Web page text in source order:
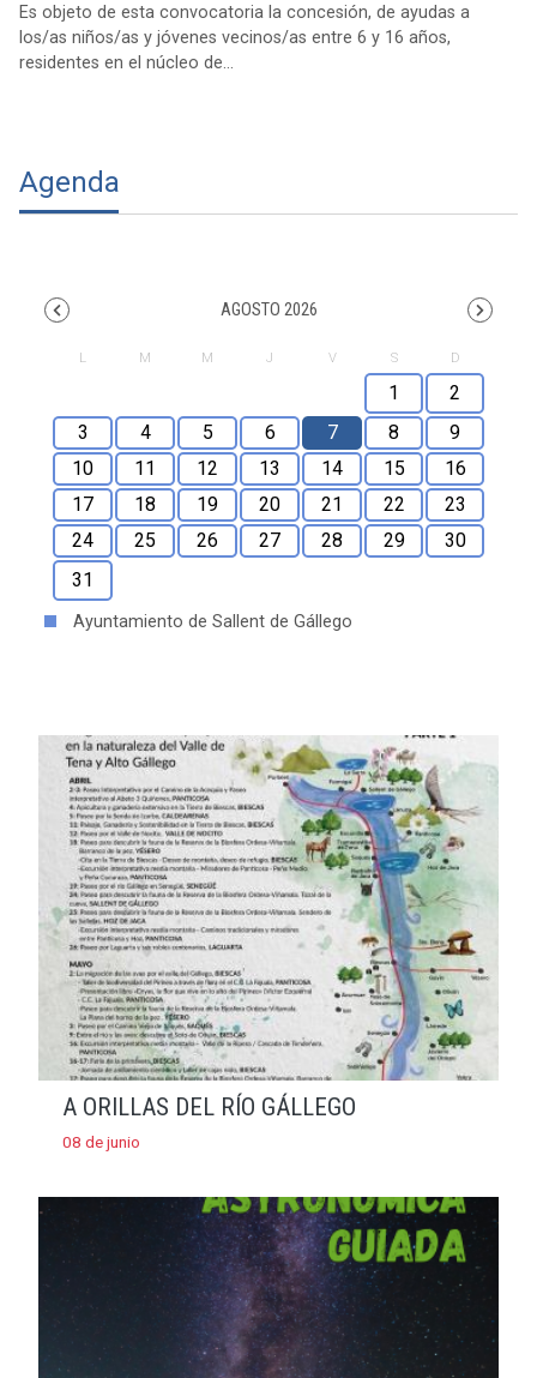
Es objeto de esta convocatoria la concesión, de ayudas a
los/as niños/as y jóvenes vecinos/as entre 6 y 16 años,
residentes en el núcleo de...
Agenda
AGOSTO 2026
1
2
3
4 5 6 7 8
9
10
11 12 13 14 15
16
17
18 19 20 21 22
23
24
25 26 27 28 29
30
31
Ayuntamiento de Sallent de Gállego
A ORILLAS DEL RÍO GÁLLEGO
08 de junio